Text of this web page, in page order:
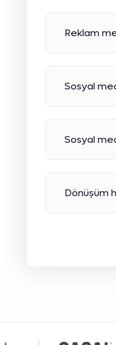
Reklam
Sosyal
Sosyal
Dönüşüm